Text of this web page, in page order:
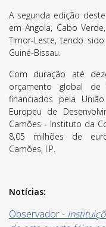
A segunda edição
em Angola, Cabo
Timor-Leste, tendo
Guiné-Bissau.
Com duração até
orçamento global
financiados pela
Europeu de
Camões - Instituto da
8,05 milhões de
Camões, I.P.
Notícias:
Observador -
Subscreva
Fique sempre a par